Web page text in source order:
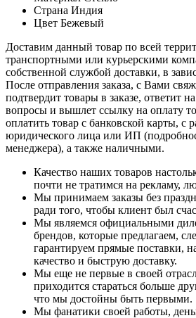
Страна Индия
Цвет Бежевый
Доставим данный товар по всей
транспортными или курьерскими
собственной службой доставки, в
После отправления заказа, с Вами
подтвердит товары в заказе, ответит
вопросы и вышлет ссылку на оплату
оплатить товар с банковской карты, с
юридического лица или ИП
менеджера), а также наличными.
Качество наших товаров
почти не тратимся на рекламу,
Мы принимаем заказы без
ради того, чтобы клиент был
Мы являемся официальными
брендов, которые предлагаем,
гарантируем прямые поставки,
качество и быструю доставку.
Мы еще не первые в своей
приходится стараться больше
что мы достойны быть первыми.
Мы фанатики своей работы,